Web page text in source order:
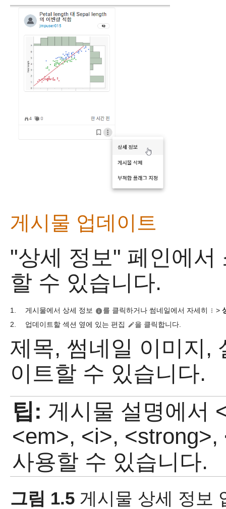
게시물 업데이트
"상세 정보" 페인에서
할 수 있습니다.
1. 게시물에서 상세 정보 를 클릭하거나 썸네일에서 자세히 >
2.
업데이트할 섹션 옆에 있는 편집 을 클릭합니다.
제목, 썸네일 이미지,
이트할 수 있습니다.
팁: 게시물 설명에서
<em>, <i>,
사용할 수 있습니다.
그림 1.5 게시물 상세 정보